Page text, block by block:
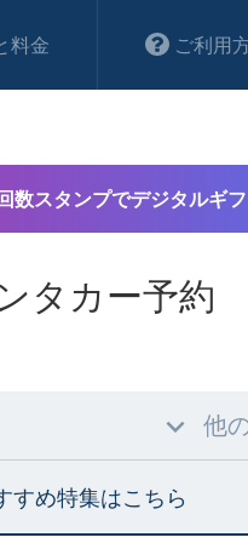
料金 ご利用
スタンプでデジタルギフ
タカー予約
他
すめ特集はこちら